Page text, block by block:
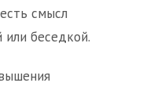
смысл
беседкой.